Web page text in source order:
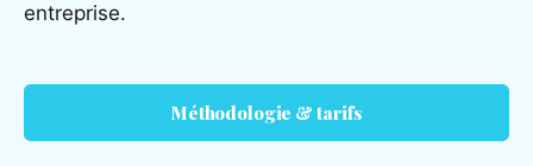
entreprise.
Méthodologie & tarifs